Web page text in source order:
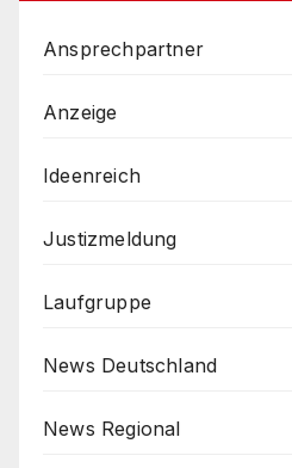
Ansprechpartner
Anzeige
Ideenreich
Justizmeldung
Laufgruppe
News Deutschland
News Regional